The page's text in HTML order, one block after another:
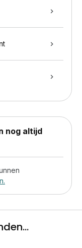
nog altijd